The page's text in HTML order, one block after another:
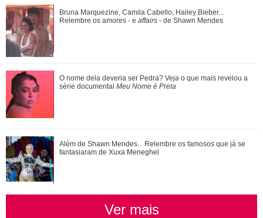
Além de Shawn Mendes... Relembre os famosos que já se
fantasiaram de Xuxa Meneghel
O nome dela deveria ser Pedra? Veja o que mais revelou a
série documental Meu Nome é Preta
Ariana Grande anuncia pausa na carreira após críticas ao
corpo
Bruna Marquezine, Camila Cabello, Hailey Bieber...
Relembre os amores - e affairs - de Shawn Mendes
O nome dela deveria ser Pedra? Veja o que mais revelou a
série documental Meu Nome é Preta
Além de Shawn Mendes... Relembre os famosos que já se
fantasiaram de Xuxa Meneghel
Ver mais